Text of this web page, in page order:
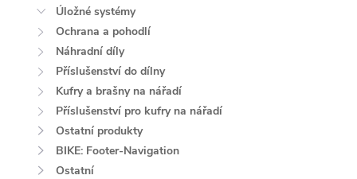
Úložné systémy
Ochrana a pohodlí
Náhradní díly
Příslušenství do dílny
Kufry a brašny na nářadí
Příslušenství pro kufry na nářadí
Ostatní produkty
BIKE: Footer-Navigation
Ostatní